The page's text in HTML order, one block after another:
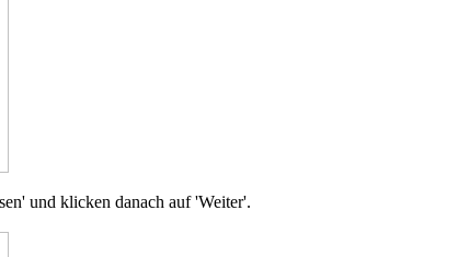
und klicken danach auf 'Weiter'.